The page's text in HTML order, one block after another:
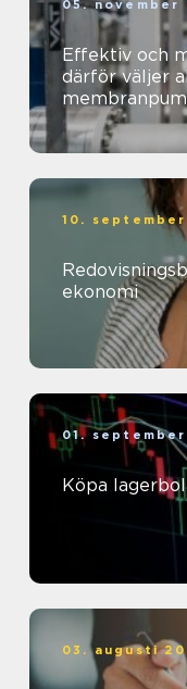
05. november
Effektiv och
därför väljer
10.
ekonomi
01. september
Köpa
03. augusti